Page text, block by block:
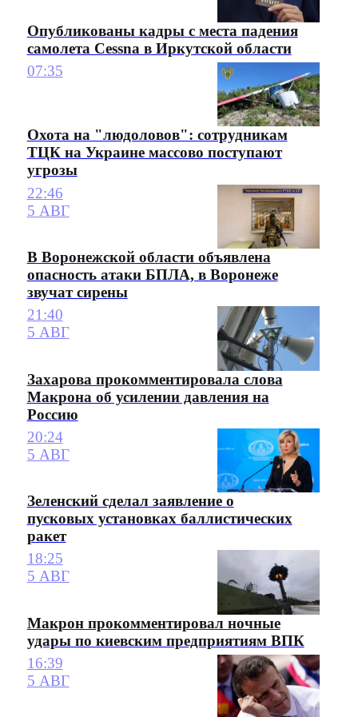
Опубликованы кадры с места падения
самолета Cessna в Иркутской области
07:35
Охота на "людоловов": сотрудникам
ТЦК на Украине массово поступают
угрозы
22:46
5 АВГ
В Воронежской области объявлена
опасность атаки БПЛА, в Воронеже
звучат сирены
21:40
5 АВГ
Захарова прокомментировала слова
Макрона об усилении давления на
Россию
20:24
5 АВГ
Зеленский сделал заявление о
пусковых установках баллистических
ракет
18:25
5 АВГ
Макрон прокомментировал ночные
удары по киевским предприятиям ВПК
16:39
5 АВГ